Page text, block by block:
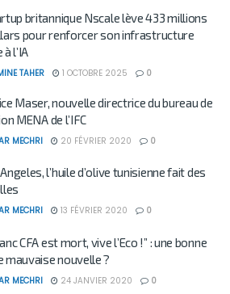
britannique Nscale lève 433 millions
pour renforcer son infrastructure
l’IA
TAHER 1 OCTOBRE 2025 0
Maser, nouvelle directrice du bureau de
MENA de l’IFC
MECHRI 20 FÉVRIER 2020 0
l’huile d’olive tunisienne fait des
MECHRI 13 FÉVRIER 2020 0
CFA est mort, vive l’Eco !” : une bonne
mauvaise nouvelle ?
MECHRI 24 JANVIER 2020 0